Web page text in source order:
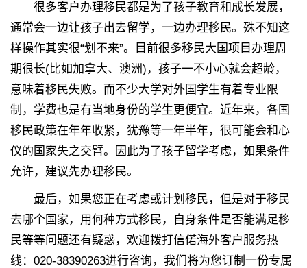
很多客户办理移民都是为了孩子教育和成长发展，
通常会一边让孩子出去留学，一边办理移民。殊不知这
样操作其实很“划不来”。目前很多移民大国项目办理周
期很长(比如加拿大、澳洲)，孩子一不小心就会超龄，
意味着移民失败。而不少大学对外国学生有着专业限
制，学费也是有当地身份的学生更便宜。近年来，各国
移民政策在年年收紧，犹豫等一年半年，很可能会和心
仪的国家失之交臂。因此为了孩子留学考虑，如果条件
允许，建议先办理移民。
最后，如果您正在考虑或计划移民，但是对于移民
去哪个国家，用何种方式移民，自身条件是否能满足移
民等等问题还有疑惑，欢迎拨打信偌海外客户服务热
线：020-38390263进行咨询，我们将为您订制一份专属